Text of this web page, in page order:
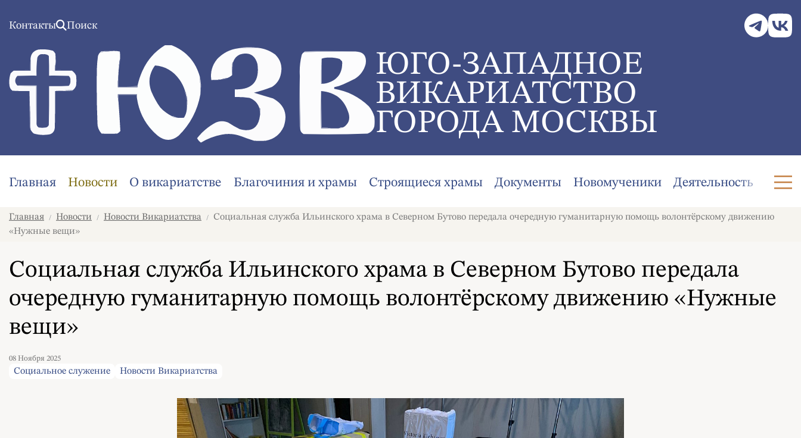
Контакты Поиск
ЮГО-ЗАПАДНОЕ
ВИКАРИАТСТВО
ГОРОДА МОСКВЫ
Главная Новости О викариатстве Благочиния и храмы Строящиеся храмы Документы Новомученики Деятельность
Главная / Новости / Новости Викариатства /
Социальная служба Ильинского храма в Северном Бутово передала очередную гуманитарную помощь волонтёрскому движению
«Нужные вещи»
Социальная служба Ильинского храма в Северном Бутово передала
очередную гуманитарную помощь волонтёрскому движению «Нужные
вещи»
08 Ноября 2025
Социальное служение Новости Викариатства